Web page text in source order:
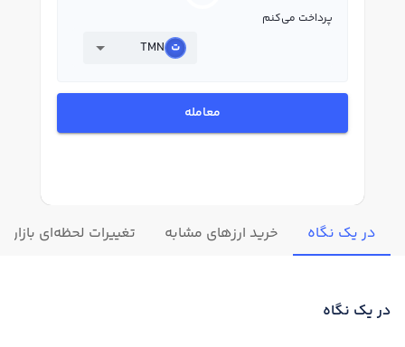
پرداخت می‌کنم
TMN
معامله
در یک نگاه خرید ارزهای مشابه تغییرات لحظه‌ای
در یک نگاه